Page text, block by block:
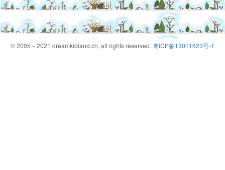
© 2005－2021 dreamkidland.cn, all rights reserved. 粤ICP备13011623号-1